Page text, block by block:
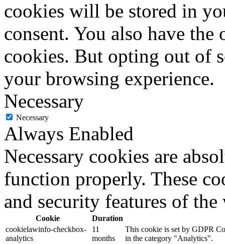
cookies will be stored in
consent. You also have
cookies. But opting out of
your browsing experience.
Necessary
Necessary
Always Enabled
Necessary cookies are
function properly. These
and security features of
Cookie
Duration
cookielawinfo-checkbox-
analytics
11
months
This cookie is set by GDPR
in the category "Analytics".